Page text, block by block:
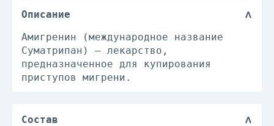
Описание
Амигренин (международное название
Суматрипан) — лекарство,
предназначенное для купирования
приступов мигрени.
Состав